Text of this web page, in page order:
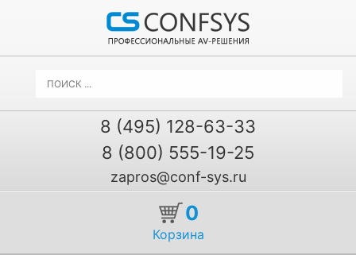
8 (495) 128-63-33
8 (800) 555-19-25
zapros@conf-sys.ru
0
Корзина